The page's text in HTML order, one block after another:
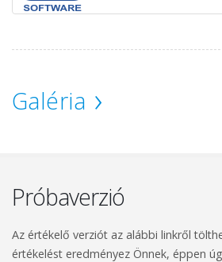
Galéria
Próbaverzió
Az értékelő verziót az alábbi linkről
értékelést eredményez Önnek, éppen